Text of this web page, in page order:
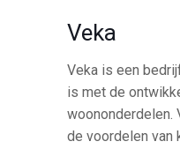
Veka
Veka is een
is met de
woononderdelen.
de voordelen van